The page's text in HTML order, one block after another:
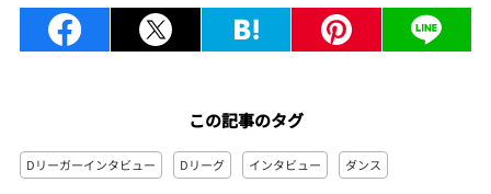
この記事のタグ
Dリーガーインタビュー Dリーグ インタビュー ダンス